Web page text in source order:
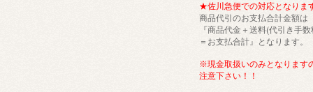
★佐川急便での対応となりま
商品代引のお支払合計金額は
『商品代金＋送料(代引き手
＝お支払合計』となります。
※現金取扱いのみとなります
注意下さい！！